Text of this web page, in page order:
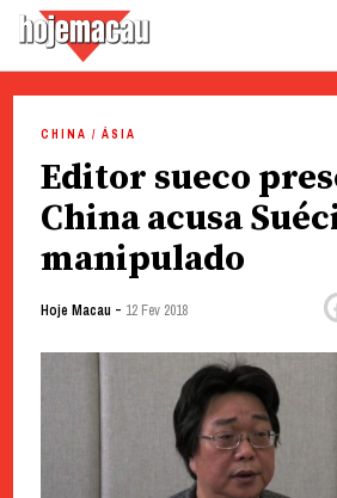
content
CHINA / ÁSIA
Editor sueco
China acusa
manipulado
Hoje Macau - 12 Fev 2018